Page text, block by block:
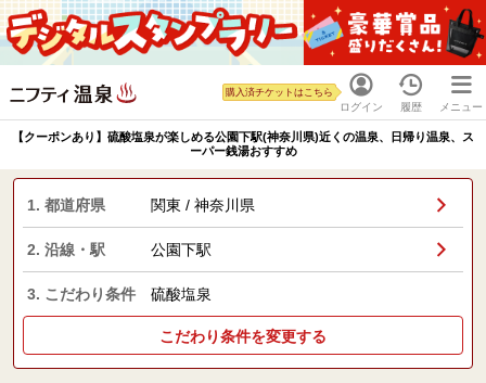
ログイン
購入済チケットはこちら
履歴 メニュー
【クーポンあり】硫酸塩泉が楽しめる公園下駅(神奈川県)近くの温泉、日帰り温泉、ス
ーパー銭湯おすすめ
1. 都道府県 関東 / 神奈川県
2. 沿線・駅 公園下駅
3. こだわり条件 硫酸塩泉
こだわり条件を変更する